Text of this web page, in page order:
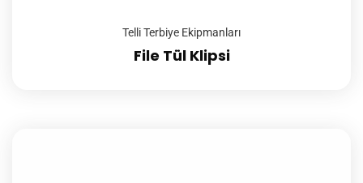
Telli Terbiye Ekipmanları
File Tül Klipsi